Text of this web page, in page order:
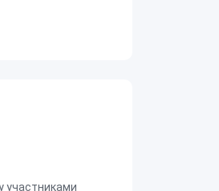
участниками